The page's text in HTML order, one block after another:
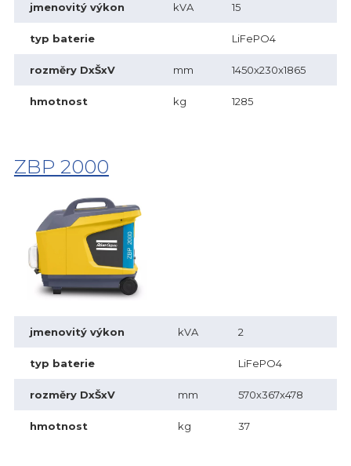
jmenovitý výkon kVA 15
typ baterie LiFePO4
rozměry DxŠxV mm 1450x230x1865
hmotnost kg 1285
ZBP 2000
jmenovitý výkon kVA 2
typ baterie LiFePO4
rozměry DxŠxV mm 570x367x478
hmotnost kg 37